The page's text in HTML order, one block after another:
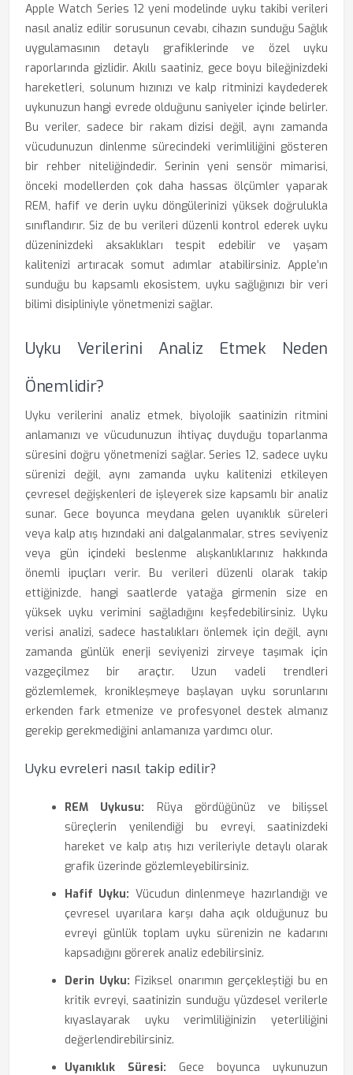
Apple Watch Series 12 yeni modelinde uyku takibi verileri
nasıl analiz edilir sorusunun cevabı, cihazın sunduğu Sağlık
uygulamasının detaylı grafiklerinde ve özel uyku
raporlarında gizlidir. Akıllı saatiniz, gece boyu bileğinizdeki
hareketleri, solunum hızınızı ve kalp ritminizi kaydederek
uykunuzun hangi evrede olduğunu saniyeler içinde belirler.
Bu veriler, sadece bir rakam dizisi değil, aynı zamanda
vücudunuzun dinlenme sürecindeki verimliliğini gösteren
bir rehber niteliğindedir. Serinin yeni sensör mimarisi,
önceki modellerden çok daha hassas ölçümler yaparak
REM, hafif ve derin uyku döngülerinizi yüksek doğrulukla
sınıflandırır. Siz de bu verileri düzenli kontrol ederek uyku
düzeninizdeki aksaklıkları tespit edebilir ve yaşam
kalitenizi artıracak somut adımlar atabilirsiniz. Apple’ın
sunduğu bu kapsamlı ekosistem, uyku sağlığınızı bir veri
bilimi disipliniyle yönetmenizi sağlar.
Uyku Verilerini Analiz Etmek Neden
Önemlidir?
Uyku verilerini analiz etmek, biyolojik saatinizin ritmini
anlamanızı ve vücudunuzun ihtiyaç duyduğu toparlanma
süresini doğru yönetmenizi sağlar. Series 12, sadece uyku
sürenizi değil, aynı zamanda uyku kalitenizi etkileyen
çevresel değişkenleri de işleyerek size kapsamlı bir analiz
sunar. Gece boyunca meydana gelen uyanıklık süreleri
veya kalp atış hızındaki ani dalgalanmalar, stres seviyeniz
veya gün içindeki beslenme alışkanlıklarınız hakkında
önemli ipuçları verir. Bu verileri düzenli olarak takip
ettiğinizde, hangi saatlerde yatağa girmenin size en
yüksek uyku verimini sağladığını keşfedebilirsiniz. Uyku
verisi analizi, sadece hastalıkları önlemek için değil, aynı
zamanda günlük enerji seviyenizi zirveye taşımak için
vazgeçilmez bir araçtır. Uzun vadeli trendleri
gözlemlemek, kronikleşmeye başlayan uyku sorunlarını
erkenden fark etmenize ve profesyonel destek almanız
gerekip gerekmediğini anlamanıza yardımcı olur.
Uyku evreleri nasıl takip edilir?
REM Uykusu: Rüya gördüğünüz ve bilişsel
süreçlerin yenilendiği bu evreyi, saatinizdeki
hareket ve kalp atış hızı verileriyle detaylı olarak
grafik üzerinde gözlemleyebilirsiniz.
Hafif Uyku: Vücudun dinlenmeye hazırlandığı ve
çevresel uyarılara karşı daha açık olduğunuz bu
evreyi günlük toplam uyku sürenizin ne kadarını
kapsadığını görerek analiz edebilirsiniz.
Derin Uyku: Fiziksel onarımın gerçekleştiği bu en
kritik evreyi, saatinizin sunduğu yüzdesel verilerle
kıyaslayarak uyku verimliliğinizin yeterliliğini
değerlendirebilirsiniz.
Uyanıklık Süresi: Gece boyunca uykunuzun